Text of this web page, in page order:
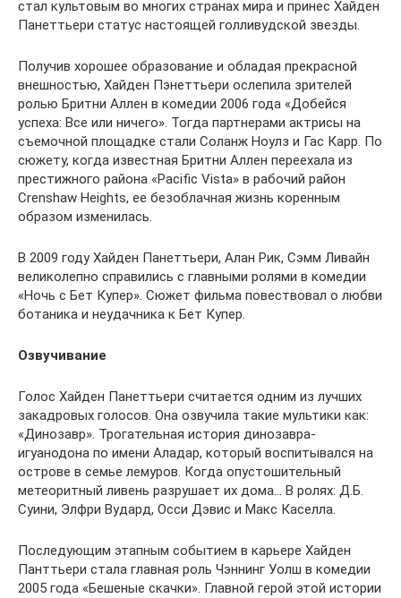
стал культовым во многих странах мира и принес Хайден
Панеттьери статус настоящей голливудской звезды.
Получив хорошее образование и обладая прекрасной
внешностью, Хайден Пэнеттьери ослепила зрителей
ролью Бритни Аллен в комедии 2006 года «Добейся
успеха: Все или ничего». Тогда партнерами актрисы на
съемочной площадке стали Соланж Ноулз и Гас Карр. По
сюжету, когда известная Бритни Аллен переехала из
престижного района «Pacific Vista» в рабочий район
Crenshaw Heights, ее безоблачная жизнь коренным
образом изменилась.
В 2009 году Хайден Панеттьери, Алан Рик, Сэмм Ливайн
великолепно справились с главными ролями в комедии
«Ночь с Бет Купер». Сюжет фильма повествовал о любви
ботаника и неудачника к Бет Купер.
Озвучивание
Голос Хайден Панеттьери считается одним из лучших
закадровых голосов. Она озвучила такие мультики как:
«Динозавр». Трогательная история динозавра-
игуанодона по имени Аладар, который воспитывался на
острове в семье лемуров. Когда опустошительный
метеоритный ливень разрушает их дома… В ролях: Д.Б.
Суини, Элфри Вудард, Осси Дэвис и Макс Каселла.
Последующим этапным событием в карьере Хайден
Панттьери стала главная роль Чэннинг Уолш в комедии
2005 года «Бешеные скачки». Главной герой этой истории